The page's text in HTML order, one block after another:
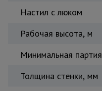
Настил с люком
Рабочая высота, м
Минимальная
Толщина стенки, мм